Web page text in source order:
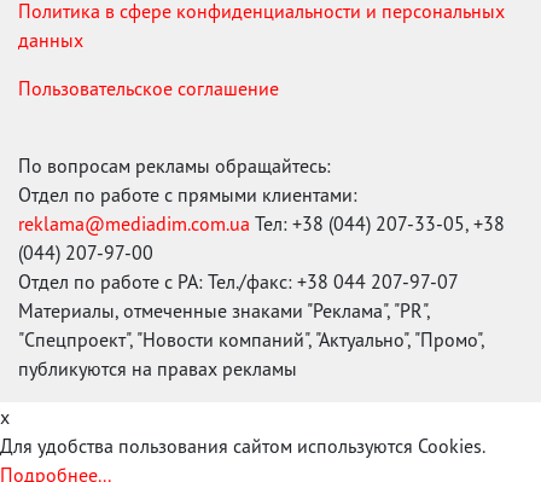
Политика в сфере конфиденциальности и персональных
данных
Пользовательское соглашение
По вопросам рекламы обращайтесь:
Отдел по работе с прямыми клиентами:
reklama@mediadim.com.ua Тел: +38 (044) 207-33-05, +38
(044) 207-97-00
Отдел по работе с РА: Тел./факс: +38 044 207-97-07
Материалы, отмеченные знаками "Реклама", "PR",
"Спецпроект", "Новости компаний", "Актуально", "Промо",
публикуются на правах рекламы
x
Для удобства пользования сайтом используются Cookies.
Подробнее...